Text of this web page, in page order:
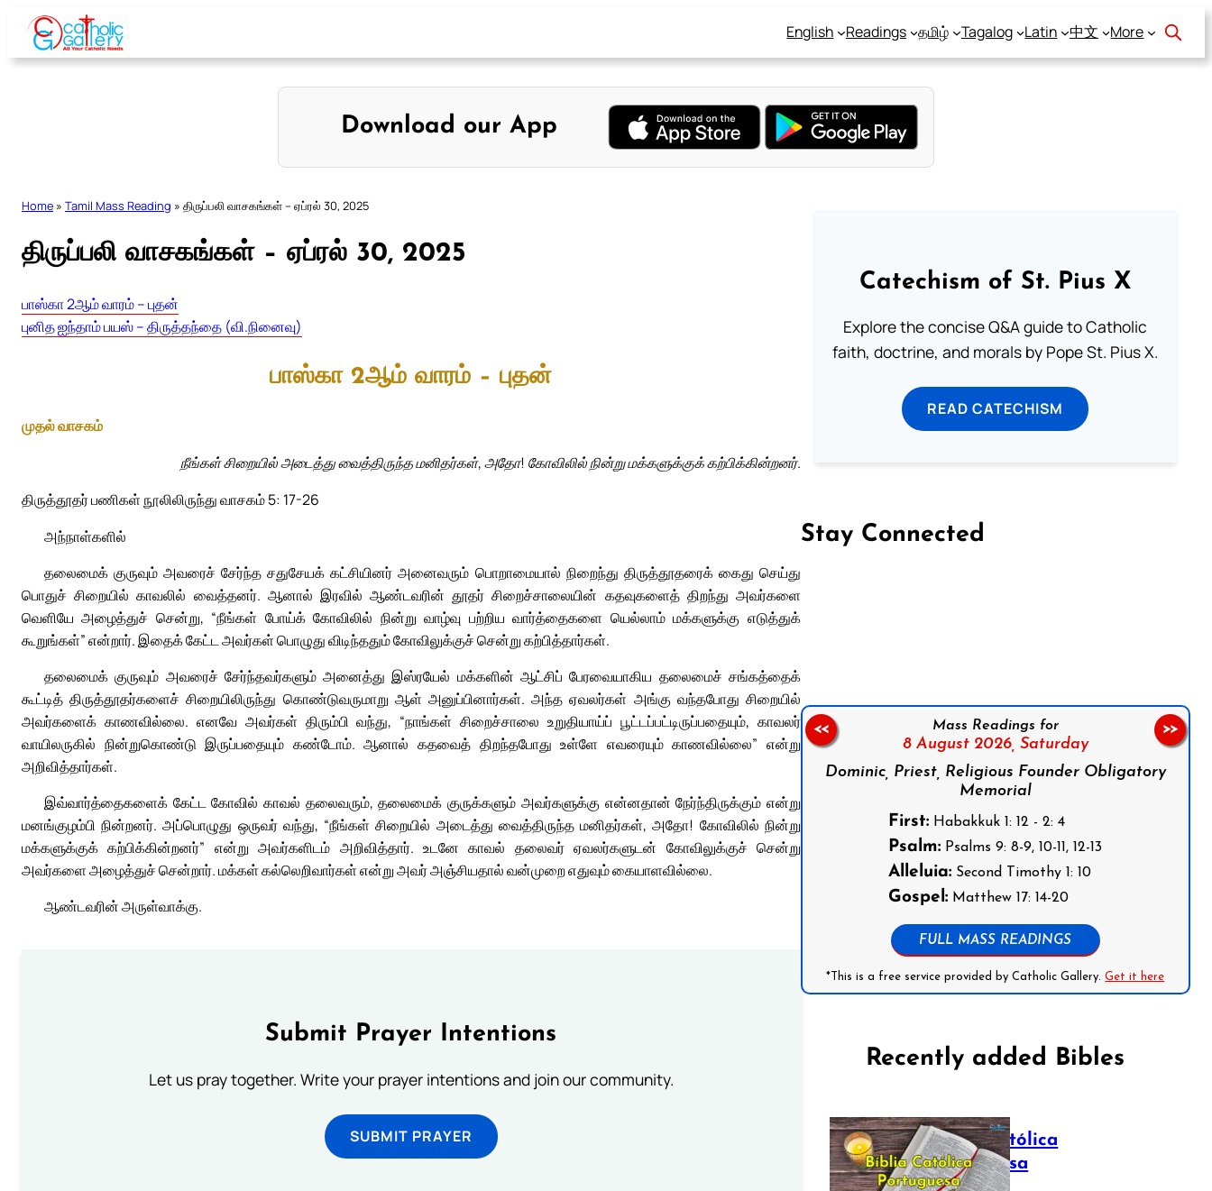
Skip
content
English Readings தமிழ் Tagalog Latin 中文 More
Download our App
Home » Tamil Mass Reading » திருப்பலி வாசகங்கள் – ஏப்ரல் 30, 2025
திருப்பலி வாசகங்கள் – ஏப்ரல் 30, 2025
பாஸ்கா 2ஆம் வாரம் – புதன்
புனித ஐந்தாம் பயஸ் – திருத்தந்தை (வி.நினைவு)
பாஸ்கா 2ஆம் வாரம் – புதன்
முதல் வாசகம்
நீங்கள் சிறையில் அடைத்து வைத்திருந்த மனிதர்கள், அதோ! கோவிலில் நின்று மக்களுக்குக் கற்பிக்கின்றனர்.
திருத்தூதர் பணிகள் நூலிலிருந்து வாசகம் 5: 17-26
அந்நாள்களில்
தலைமைக் குருவும் அவரைச் சேர்ந்த சதுசேயக் கட்சியினர் அனைவரும் பொறாமையால் நிறைந்து திருத்தூதரைக் கைது செய்து
பொதுச் சிறையில் காவலில் வைத்தனர். ஆனால் இரவில் ஆண்டவரின் தூதர் சிறைச்சாலையின் கதவுகளைத் திறந்து அவர்களை
வெளியே அழைத்துச் சென்று, “நீங்கள் போய்க் கோவிலில் நின்று வாழ்வு பற்றிய வார்த்தைகளை யெல்லாம் மக்களுக்கு எடுத்துக்
கூறுங்கள்” என்றார். இதைக் கேட்ட அவர்கள் பொழுது விடிந்ததும் கோவிலுக்குச் சென்று கற்பித்தார்கள்.
தலைமைக் குருவும் அவரைச் சேர்ந்தவர்களும் அனைத்து இஸ்ரயேல் மக்களின் ஆட்சிப் பேரவையாகிய தலைமைச் சங்கத்தைக்
கூட்டித் திருத்தூதர்களைச் சிறையிலிருந்து கொண்டுவருமாறு ஆள் அனுப்பினார்கள். அந்த ஏவலர்கள் அங்கு வந்தபோது சிறையில்
அவர்களைக் காணவில்லை. எனவே அவர்கள் திரும்பி வந்து, “நாங்கள் சிறைச்சாலை உறுதியாய்ப் பூட்டப்பட்டிருப்பதையும், காவலர்
வாயிலருகில் நின்றுகொண்டு இருப்பதையும் கண்டோம். ஆனால் கதவைத் திறந்தபோது உள்ளே எவரையும் காணவில்லை” என்று
அறிவித்தார்கள்.
இவ்வார்த்தைகளைக் கேட்ட கோவில் காவல் தலைவரும், தலைமைக் குருக்களும் அவர்களுக்கு என்னதான் நேர்ந்திருக்கும் என்று
மனங்குழம்பி நின்றனர். அப்பொழுது ஒருவர் வந்து, “நீங்கள் சிறையில் அடைத்து வைத்திருந்த மனிதர்கள், அதோ! கோவிலில் நின்று
மக்களுக்குக் கற்பிக்கின்றனர்” என்று அவர்களிடம் அறிவித்தார். உடனே காவல் தலைவர் ஏவலர்களுடன் கோவிலுக்குச் சென்று
அவர்களை அழைத்துச் சென்றார். மக்கள் கல்லெறிவார்கள் என்று அவர் அஞ்சியதால் வன்முறை எதுவும் கையாளவில்லை.
ஆண்டவரின் அருள்வாக்கு.
Submit Prayer Intentions
Let us pray together. Write your prayer intentions and join our community.
SUBMIT PRAYER
Catechism of St. Pius X
Explore the concise Q&A guide to Catholic
faith, doctrine, and morals by Pope St. Pius X.
READ CATECHISM
Stay Connected
Follow us on Facebook
Mass Readings for
8 August 2026, Saturday
Dominic, Priest, Religious Founder Obligatory
Memorial
First: Habakkuk 1: 12 - 2: 4
Psalm: Psalms 9: 8-9, 10-11, 12-13
Alleluia: Second Timothy 1: 10
Gospel: Matthew 17: 14-20
FULL MASS READINGS
*This is a free service provided by Catholic Gallery.Get it here
<< >>
Recently added Bibles
Bíblia Católica
Portuguesa